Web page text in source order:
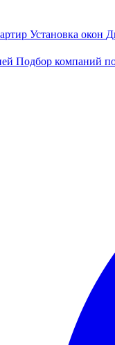
Установка окон
Подбор компаний